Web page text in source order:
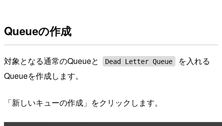
Queueの作成
対象となる通常のQueueと Dead Letter Queue
を入れる
Queueを作成します。
「新しいキューの作成」をクリックします。